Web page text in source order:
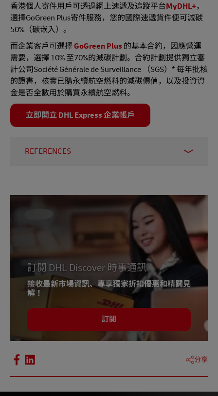
香港個人寄件用戶可透過網上速遞及追蹤平台MyDHL+，
選擇GoGreen Plus寄件服務，您的國際速遞貨件便可減碳
50%（碳嵌入）。
而企業客戶可選擇GoGreen Plus 的基本合約，因應營運
需要，選擇 10% 至70%的減碳計劃。合約計劃提供獨立審
計公司Société Générale de Surveillance （SGS）* 每年批核
的證書，核實已購永續航空燃料的減碳價值，以及投資資
金是否全數用於購買永續航空燃料。
立即開立 DHL Express 企業帳戶
REFERENCES
訂閱 DHL Discover 時事通訊
接收最新市場資訊、專享獨家折扣優惠和精闢見
解！
訂閱
分享